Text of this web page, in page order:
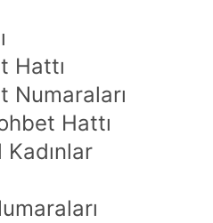
Hattı
Numaraları
Hattı